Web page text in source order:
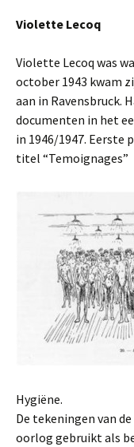
Violette Lecoq
Violette Lecoq was
october 1943 kwam
aan in Ravensbruck.
documenten in het
in 1946/1947. Eerste
titel “Temoignages”
Hygiëne.
De tekeningen van
oorlog gebruikt als